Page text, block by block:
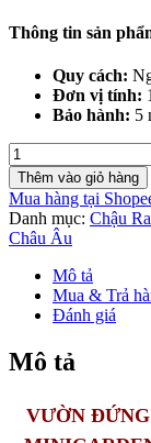
Thông tin sản
Quy cách:
Đơn vị tính:
Bảo hành: 5
Thi
Công
Tường
Xanh
Đứng
Chậu
Module
Nhập
Khẩu
Âu
có
nhỏ
giọt
Thêm vào giỏ hàng
Mua hàng tại
Danh mục: Chậu
Châu Âu
Mô tả
Mua & Trả
Đánh giá
Mô tả
VƯỜN